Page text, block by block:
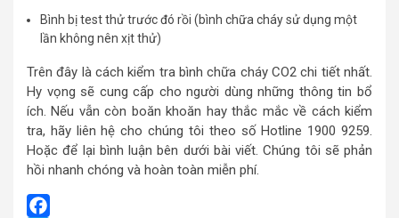
Bình bị test thử trước đó rồi (bình chữa cháy sử dụng một
lần không nên xịt thử)
Trên đây là cách kiểm tra bình chữa cháy CO2 chi tiết nhất.
Hy vọng sẽ cung cấp cho người dùng những thông tin bổ
ích. Nếu vẫn còn boăn khoăn hay thắc mắc về cách kiểm
tra, hãy liên hệ cho chúng tôi theo số Hotline 1900 9259.
Hoặc để lại bình luận bên dưới bài viết. Chúng tôi sẽ phản
hồi nhanh chóng và hoàn toàn miễn phí.